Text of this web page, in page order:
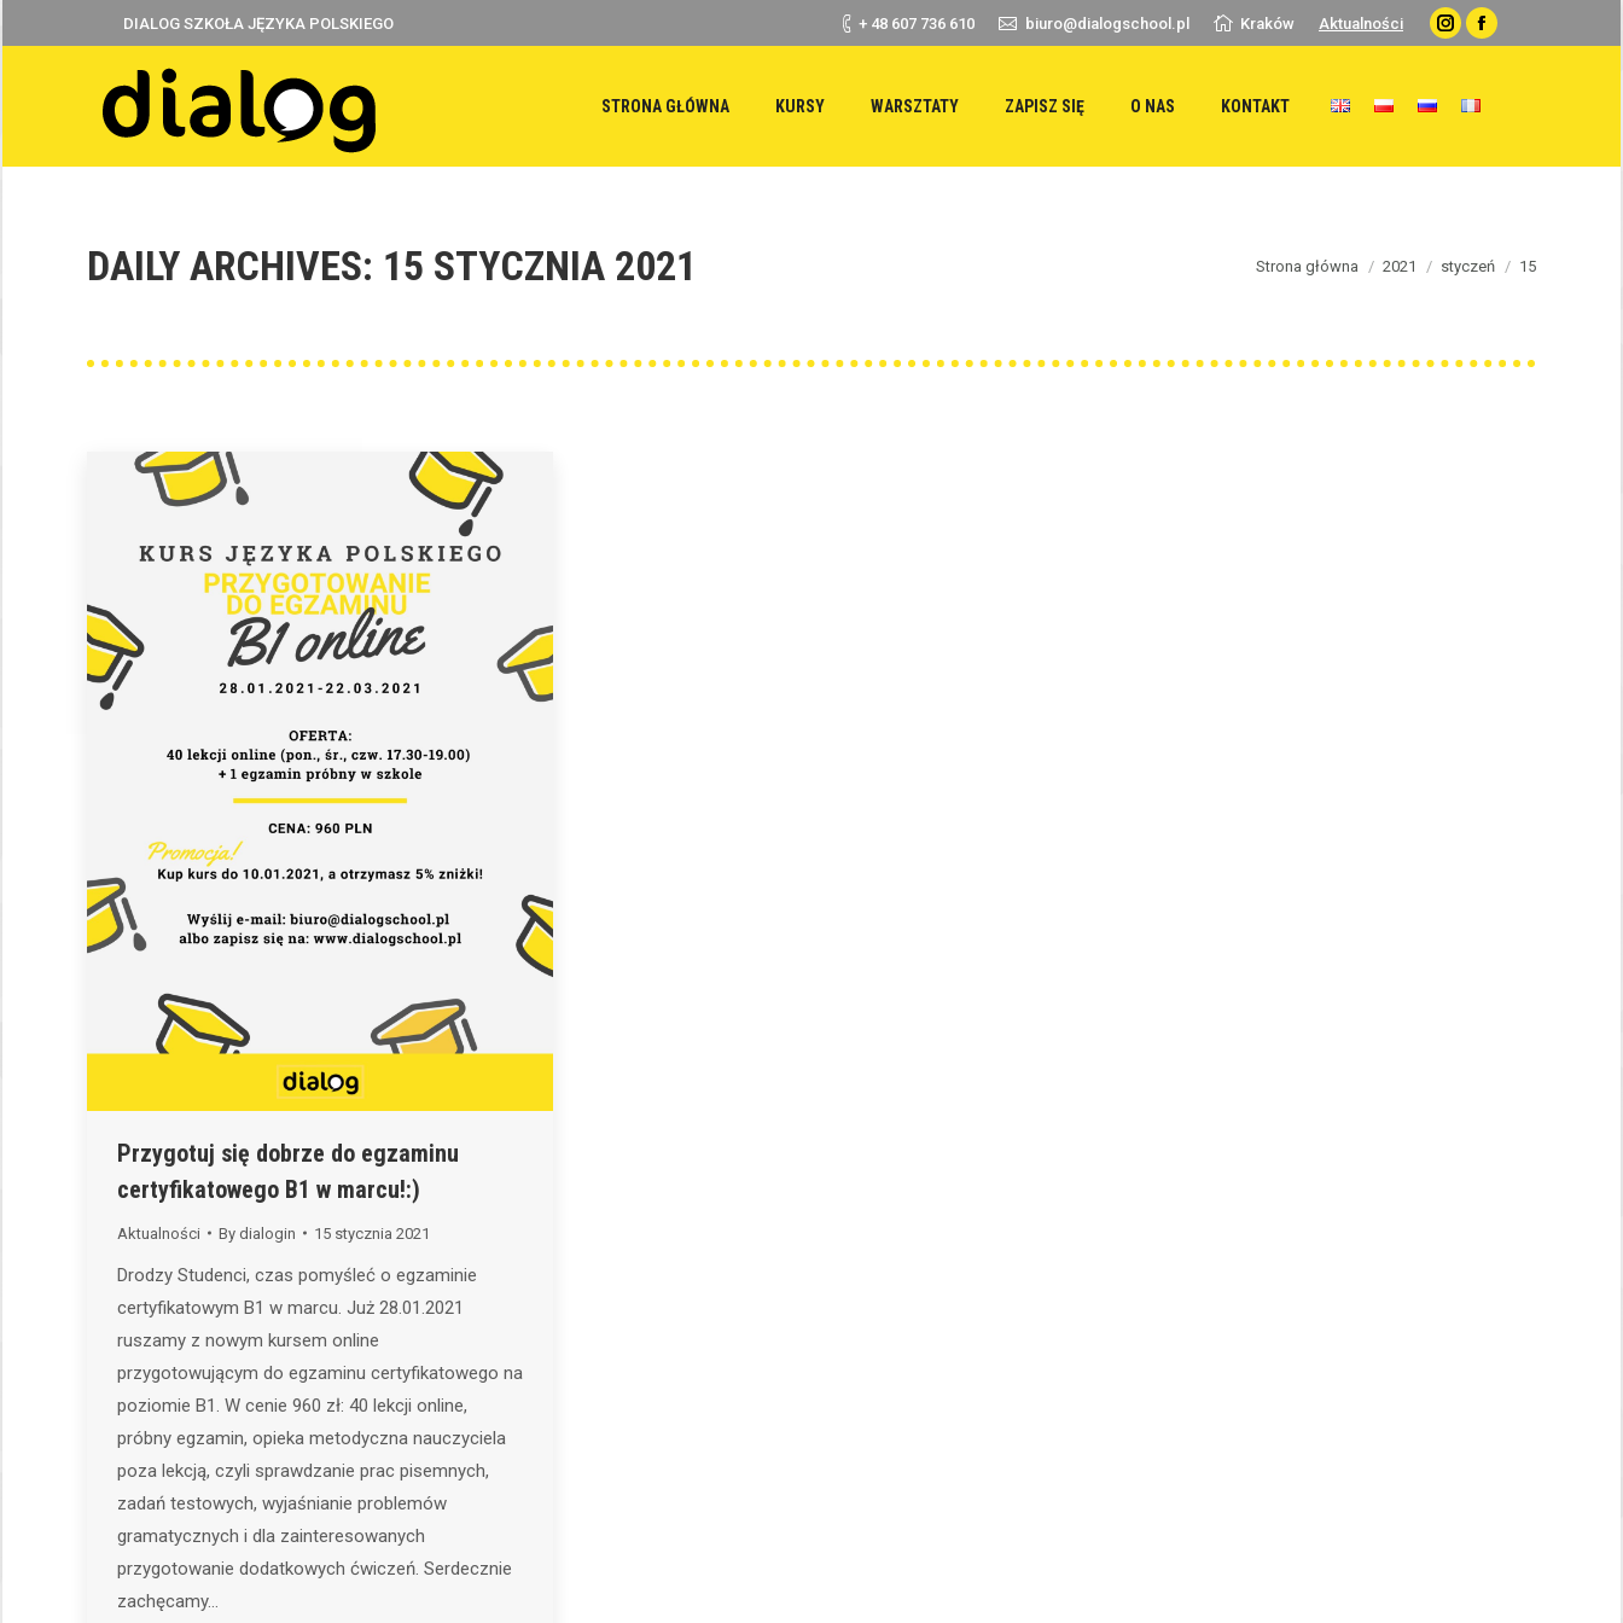
DIALOG SZKOŁA JĘZYKA POLSKIEGO + 48 607 736 610 biuro@dialogschool.pl Kraków Aktualności
InstagramFacebook
STRONA GŁÓWNA KURSY WARSZTATY ZAPISZ SIĘ O NAS KONTAKT
DAILY ARCHIVES: 15 STYCZNIA 2021 Strona główna 2021 styczeń 15
Przygotuj się dobrze do egzaminu
certyfikatowego B1 w marcu!:)
Aktualności By dialogin 15 stycznia 2021
Drodzy Studenci, czas pomyśleć o egzaminie
certyfikatowym B1 w marcu. Już 28.01.2021
ruszamy z nowym kursem online
przygotowującym do egzaminu certyfikatowego na
poziomie B1. W cenie 960 zł: 40 lekcji online,
próbny egzamin, opieka metodyczna nauczyciela
poza lekcją, czyli sprawdzanie prac pisemnych,
zadań testowych, wyjaśnianie problemów
gramatycznych i dla zainteresowanych
przygotowanie dodatkowych ćwiczeń. Serdecznie
zachęcamy…